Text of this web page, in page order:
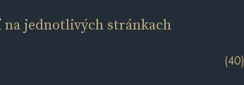
na jednotlivých stránkach
(40)